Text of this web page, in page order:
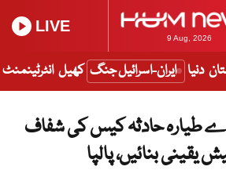
9 Aug, 2026
LIVE
دنیا ایران-اسرائیل جنگ کھیل انٹرٹینمنٹ
اے طیارہ حادثہ کیس کی شفاف
یقینی بنائیں، پالپا